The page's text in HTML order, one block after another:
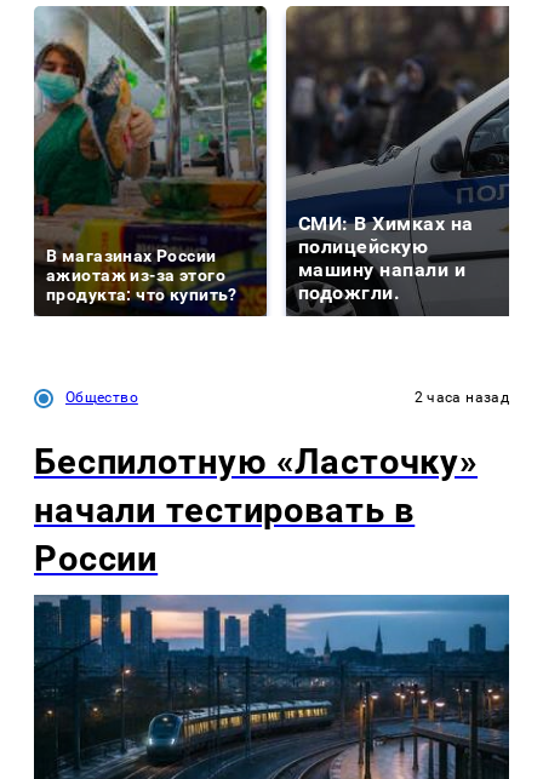
В магазинах России
ажиотаж из-за этого
продукта: что купить?
СМИ: В Химках на
полицейскую
машину напали и
подожгли.
Общество 2 часа назад
Беспилотную «Ласточку»
начали тестировать в
России